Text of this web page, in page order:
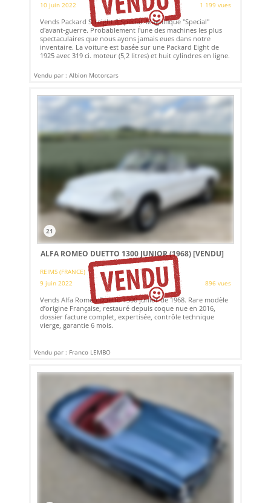
10 juin 2022
1 199 vues
Vends Packard Straight 8 Special. Magnifique "Special"
d'avant-guerre. Probablement l'une des machines les plus
spectaculaires que nous ayons jamais eues dans notre
inventaire. La voiture est basée sur une Packard Eight de
1925 avec 319 ci. moteur (5,2 litres) et huit cylindres en ligne.
Vendu par : Albion Motorcars
21
ALFA ROMEO DUETTO 1300 JUNIOR (1968)[VENDU]
REIMS (FRANCE)
9 juin 2022
896 vues
Vends Alfa Romeo Duetto 1300 junior de 1968. Rare modèle
d’origine Française, restauré depuis coque nue en 2016,
dossier facture complet, expertisée, contrôle technique
vierge, garantie 6 mois.
Vendu par : Franco LEMBO